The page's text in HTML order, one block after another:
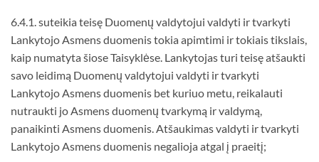
6.4.1. suteikia teisę Duomenų valdytojui valdyti ir tvarkyti
Lankytojo Asmens duomenis tokia apimtimi ir tokiais tikslais,
kaip numatyta šiose Taisyklėse. Lankytojas turi teisę atšaukti
savo leidimą Duomenų valdytojui valdyti ir tvarkyti
Lankytojo Asmens duomenis bet kuriuo metu, reikalauti
nutraukti jo Asmens duomenų tvarkymą ir valdymą,
panaikinti Asmens duomenis. Atšaukimas valdyti ir tvarkyti
Lankytojo Asmens duomenis negalioja atgal į praeitį;